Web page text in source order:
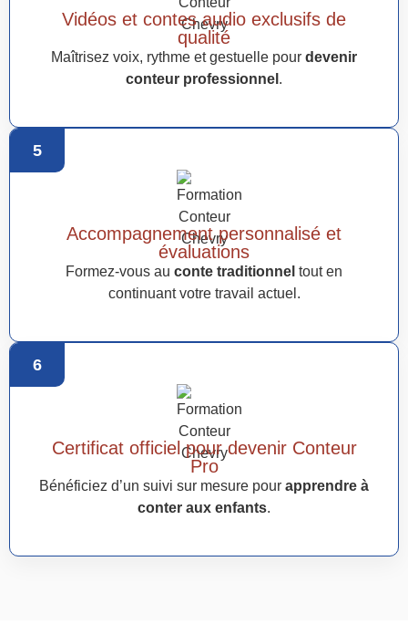
Vidéos et contes audio exclusifs de
qualité
Maîtrisez voix, rythme et gestuelle pour devenir
conteur professionnel .
5
Accompagnement personnalisé et
évaluations
Formez-vous au conte traditionnel tout en
continuant votre travail actuel.
6
Certificat officiel pour devenir Conteur
Pro
Bénéficiez d’un suivi sur mesure pour apprendre à
conter aux enfants.